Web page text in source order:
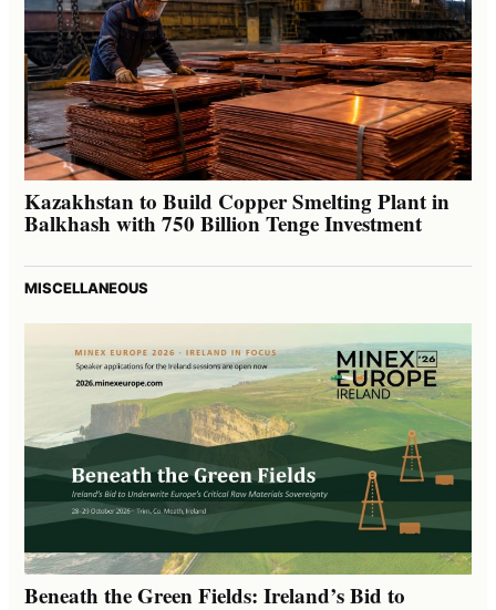
Kazakhstan to Build Copper Smelting Plant in
Balkhash with 750 Billion Tenge Investment
MISCELLANEOUS
Beneath the Green Fields: Ireland’s Bid to